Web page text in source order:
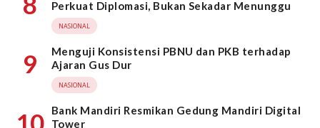
Perkuat Diplomasi, Bukan Sekadar Menunggu
NASIONAL
9
Menguji Konsistensi PBNU dan PKB terhadap
Ajaran Gus Dur
NASIONAL
Bank Mandiri Resmikan Gedung Mandiri Digital
Tower